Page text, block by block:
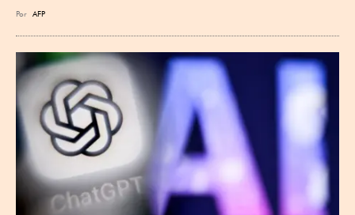
Por AFP